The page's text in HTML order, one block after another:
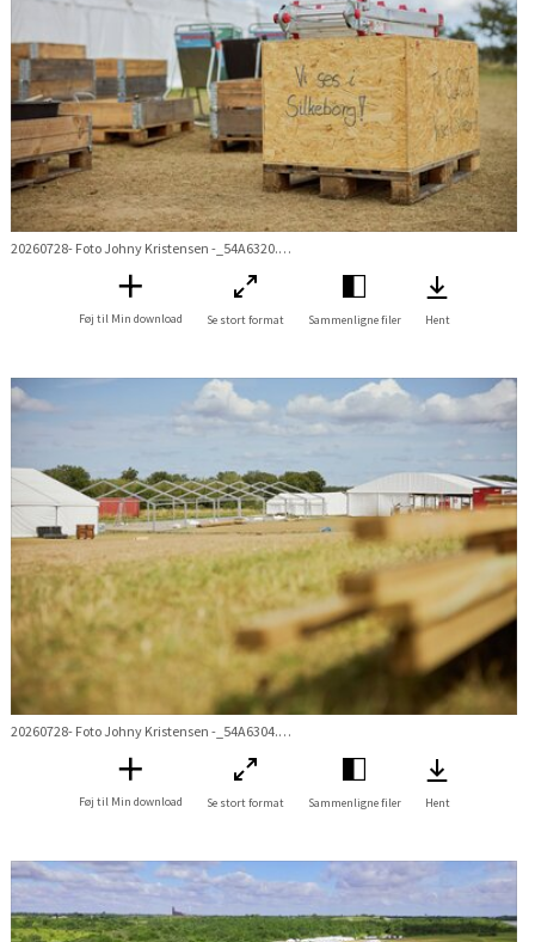
20260728- Foto Johny Kristensen -_54A6320.jpg
Føj til Min download Se stort format Sammenligne filer Hent
20260728- Foto Johny Kristensen -_54A6304.jpg
Føj til Min download Se stort format Sammenligne filer Hent